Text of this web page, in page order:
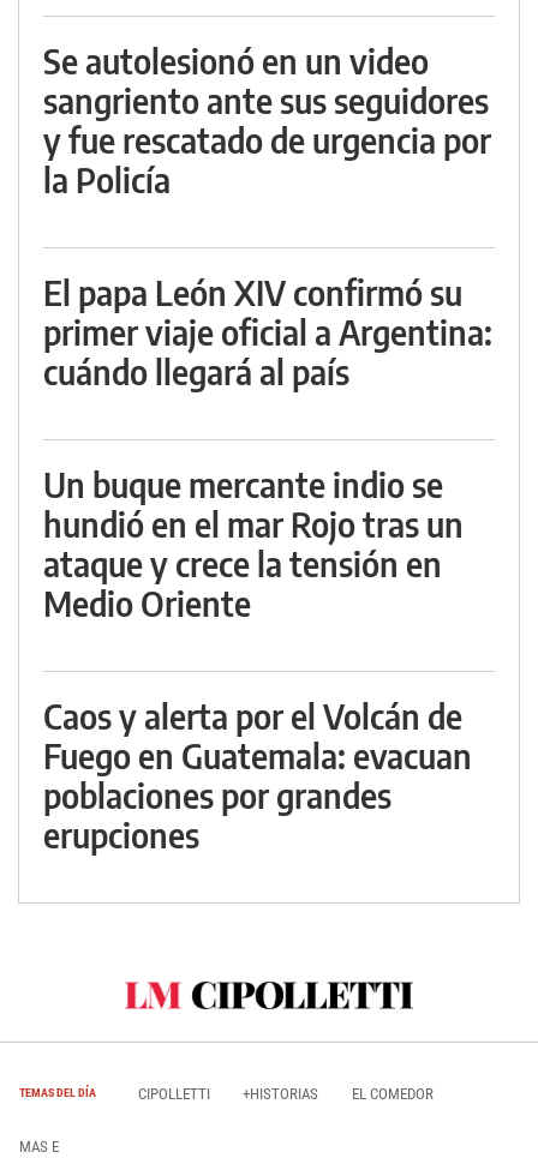
Se autolesionó en un video
sangriento ante sus seguidores
y fue rescatado de urgencia por
la Policía
El papa León XIV confirmó su
primer viaje oficial a Argentina:
cuándo llegará al país
Un buque mercante indio se
hundió en el mar Rojo tras un
ataque y crece la tensión en
Medio Oriente
Caos y alerta por el Volcán de
Fuego en Guatemala: evacuan
poblaciones por grandes
erupciones
TEMAS DEL DÍA CIPOLLETTI +HISTORIAS EL COMEDOR
MAS E